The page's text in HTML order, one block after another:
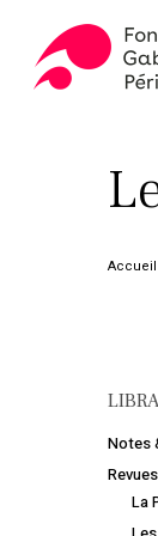
main
Accueil
Notes
Revues
La